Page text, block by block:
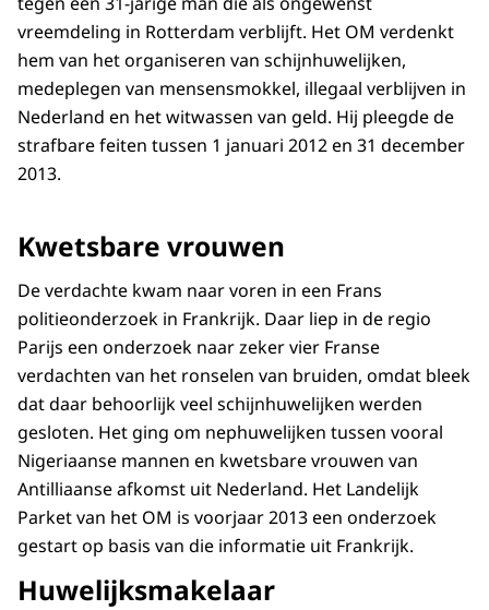
vreemdeling in Rotterdam verblijft. Het OM verdenkt
hem van het organiseren van schijnhuwelijken,
medeplegen van mensensmokkel, illegaal verblijven in
Nederland en het witwassen van geld. Hij pleegde de
strafbare feiten tussen 1 januari 2012 en 31 december
2013.
Kwetsbare vrouwen
De verdachte kwam naar voren in een Frans
politieonderzoek in Frankrijk. Daar liep in de regio
Parijs een onderzoek naar zeker vier Franse
verdachten van het ronselen van bruiden, omdat bleek
dat daar behoorlijk veel schijnhuwelijken werden
gesloten. Het ging om nephuwelijken tussen vooral
Nigeriaanse mannen en kwetsbare vrouwen van
Antilliaanse afkomst uit Nederland. Het Landelijk
Parket van het OM is voorjaar 2013 een onderzoek
gestart op basis van die informatie uit Frankrijk.
Huwelijksmakelaar